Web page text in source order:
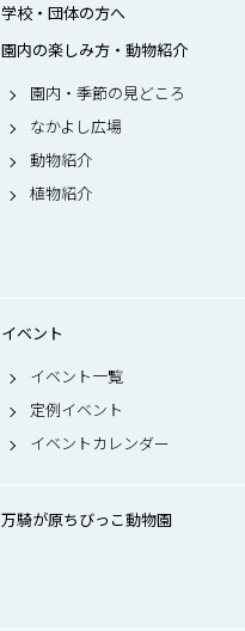
学校・団体の方へ
園内の楽しみ方・動物紹介
園内・季節の見どころ
なかよし広場
動物紹介
植物紹介
イベント
イベント一覧
定例イベント
イベントカレンダー
万騎が原ちびっこ動物園